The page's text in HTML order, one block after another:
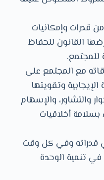
قدرات وإمكانيات
القانون للحفاظ
للمجتمع.
مع المجتمع على
الإيجابية وتقويتها
والتشاور، والإسهام
أخلاقيات
قدراته وفي كل وقت
تنمية الوحدة